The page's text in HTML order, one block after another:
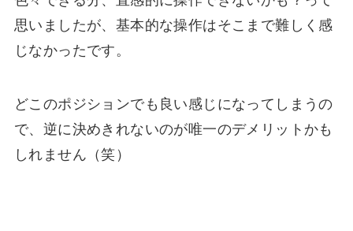
思いましたが、基本的な操作はそこまで難しく感
じなかったです。
どこのポジションでも良い感じになってしまうの
で、逆に決めきれないのが唯一のデメリットかも
しれません（笑）